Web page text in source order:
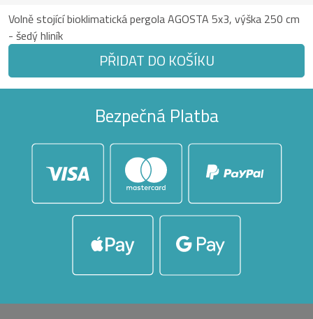
Volně stojící bioklimatická pergola AGOSTA 5x3, výška 250 cm
- šedý hliník
PŘIDAT DO KOŠÍKU
Bezpečná Platba